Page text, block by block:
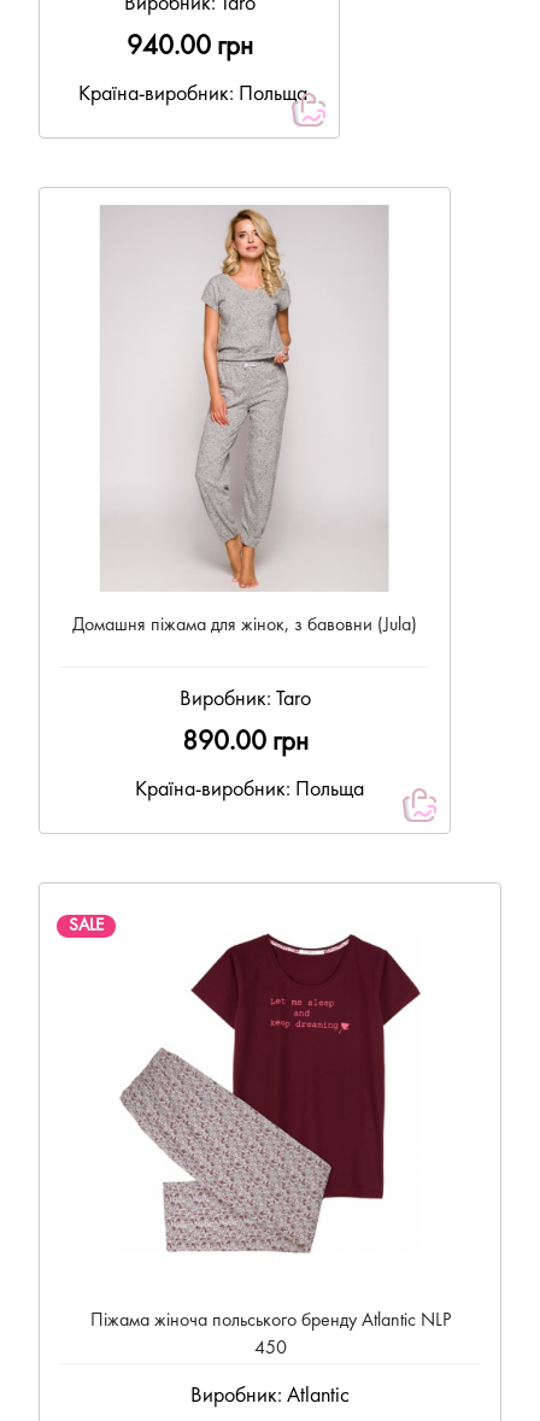
Виробник: Taro
940.00 грн
Країна-виробник: Польща
Домашня піжама для жінок, з бавовни (Jula)
Виробник: Taro
890.00 грн
Країна-виробник: Польща
SALE
Піжама жіноча польського бренду Atlantic NLP
450
Виробник: Atlantic